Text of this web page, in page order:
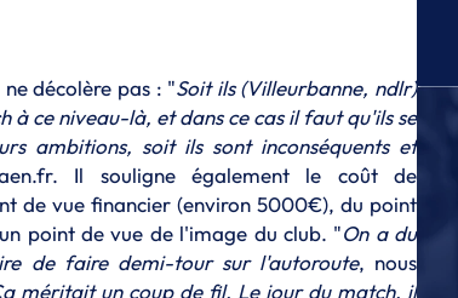
décolère pas : "Soit ils (Villeurbanne, ndlr)
à ce niveau-là, et dans ce cas il faut qu'ils se
ambitions, soit ils sont inconséquents et
Il souligne également le coût de
de vue financier (environ 5000€), du point
point de vue de l'image du club. "On a du
de faire demi-tour sur l'autoroute, nous
méritait un coup de fil. Le jour du match, il